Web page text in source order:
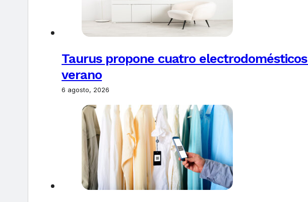
Taurus propone cuatro
verano
6 agosto, 2026